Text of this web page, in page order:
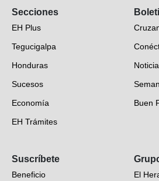
Secciones
EH Plus
Tegucigalpa
Honduras
Sucesos
Economía
EH Trámites
EH Verifica
Fotogalerías
Buen
Suscríbete
Beneficio
El